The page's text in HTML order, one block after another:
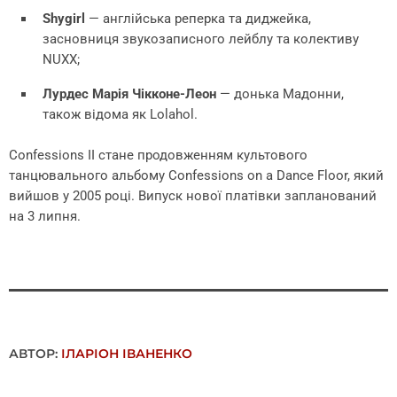
Shygirl — англійська реперка та диджейка,
засновниця звукозаписного лейблу та колективу
NUXX;
Лурдес Марія Чікконе-Леон — донька Мадонни,
також відома як Lolahol.
Confessions II стане продовженням культового
танцювального альбому Confessions on a Dance Floor, який
вийшов у 2005 році. Випуск нової платівки запланований
на 3 липня.
АВТОР: ІЛАРІОН ІВАНЕНКО